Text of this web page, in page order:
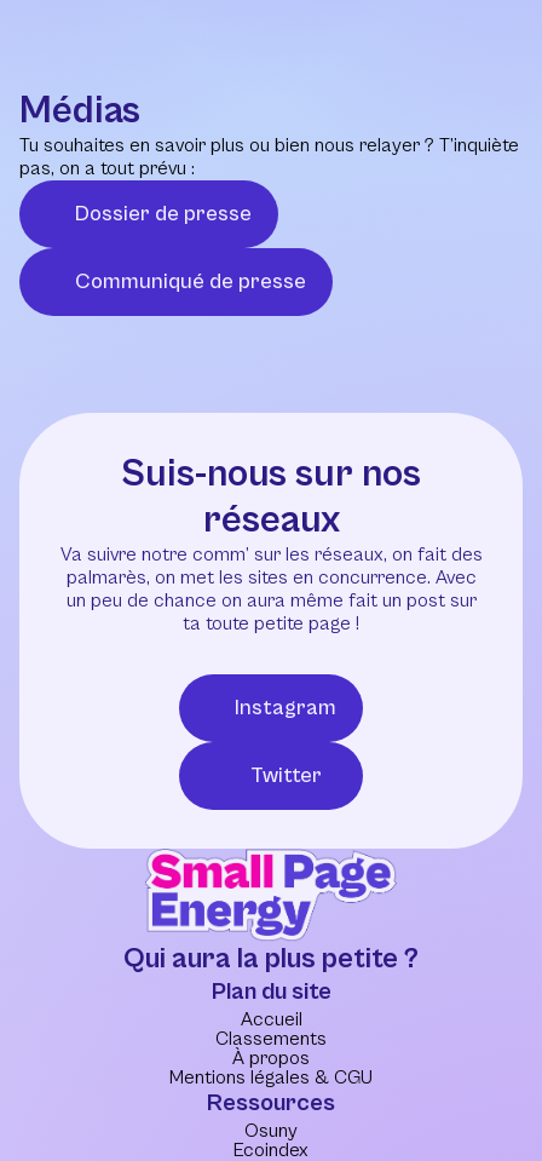
Médias
Tu souhaites en savoir plus ou bien nous relayer ? T’inquiète
pas, on a tout prévu :
Dossier de presse
Communiqué de presse
Suis-nous sur nos
réseaux
Va suivre notre comm’ sur les réseaux, on fait des
palmarès, on met les sites en concurrence. Avec
un peu de chance on aura même fait un post sur
ta toute petite page !
Instagram
Twitter
Qui aura la plus petite ?
Plan du site
Accueil
Classements
À propos
Mentions légales & CGU
Ressources
Osuny
Ecoindex